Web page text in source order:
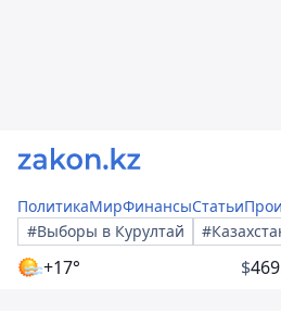
ПолитикаМирФинансыСтатьи
#Выборы в Курултай
+17° $